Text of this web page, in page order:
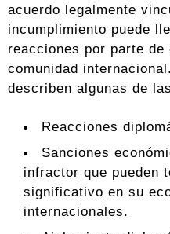
acuerdo legalmente
incumplimiento puede
reacciones por parte
comunidad
describen algunas de
Reacciones
Sanciones
infractor que pueden
significativo en su
internacionales.